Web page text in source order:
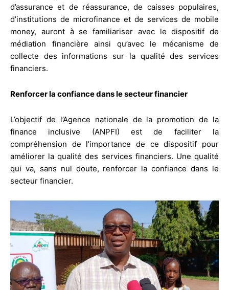
d’assurance et de réassurance, de caisses populaires,
d’institutions de microfinance et de services de mobile
money, auront à se familiariser avec le dispositif de
médiation financière ainsi qu’avec le mécanisme de
collecte des informations sur la qualité des services
financiers.
Renforcer la confiance dans le secteur financier
L’objectif de l’Agence nationale de la promotion de la
finance inclusive (ANPFI) est de faciliter la
compréhension de l’importance de ce dispositif pour
améliorer la qualité des services financiers. Une qualité
qui va, sans nul doute, renforcer la confiance dans le
secteur financier.